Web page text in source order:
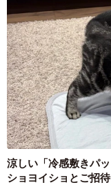
涼しい「冷感敷きパ
ショヨイショとご招